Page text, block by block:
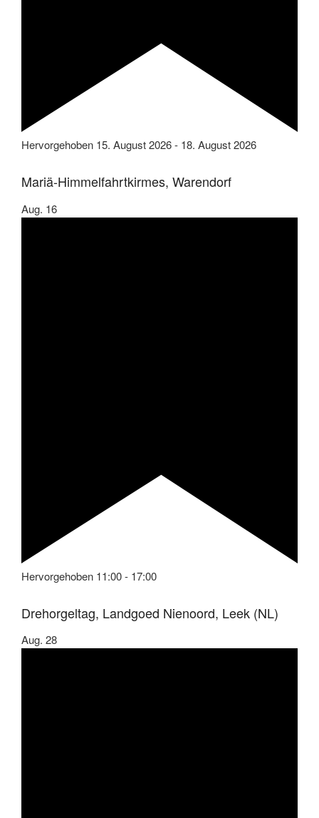
Hervorgehoben 15. August 2026- 18. August 2026
Mariä-Himmelfahrtkirmes, Warendorf
Aug. 16
Hervorgehoben 11:00- 17:00
Drehorgeltag, Landgoed Nienoord, Leek (NL)
Aug. 28